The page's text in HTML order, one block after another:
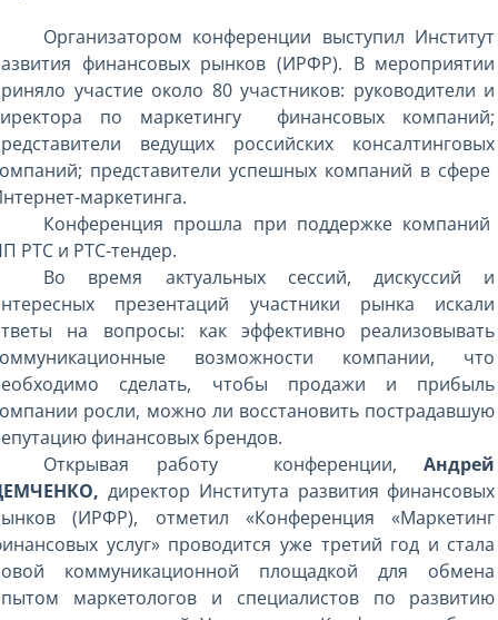
Организатором конференции выступил Институт
финансовых рынков (ИРФР). В мероприятии
участие около 80 участников: руководители и
по маркетингу
финансовых компаний;
ведущих российских консалтинговых
представители успешных компаний в сфере
маркетинга.
Конференция прошла при поддержке компаний
РТС и РТС-тендер.
Во время актуальных сессий, дискуссий и
презентаций участники рынка искали
на вопросы: как эффективно реализовывать
возможности компании, что
сделать, чтобы продажи и прибыль
росли, можно ли восстановить пострадавшую
финансовых брендов.
Открывая работу
конференции,Андрей
директор Института развития финансовых
(ИРФР), отметил «Конференция «Маркетинг
услуг» проводится уже третий год и стала
коммуникационной площадкой для обмена
маркетологов и специалистов по развитию